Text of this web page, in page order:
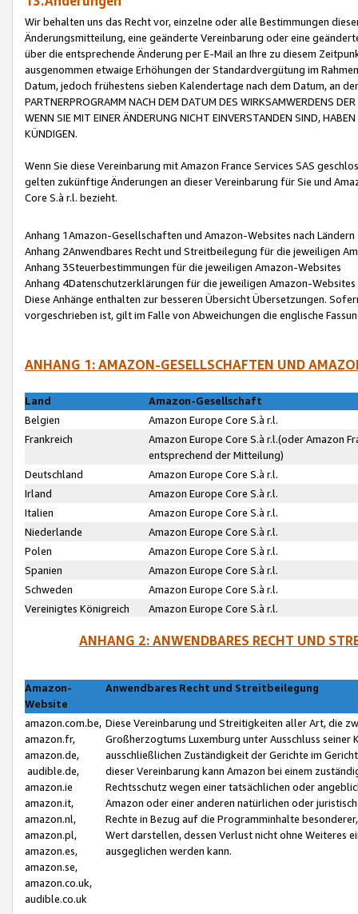
Wir behalten uns das Recht vor, einzelne oder alle Bestimmungen
Änderungsmitteilung, eine geänderte Vereinbarung oder eine
über die entsprechende Änderung per E-Mail an Ihre zu diesem
ausgenommen etwaige Erhöhungen der Standardvergütung im
Datum, jedoch frühestens sieben Kalendertage nach dem Datum, an
PARTNERPROGRAMM NACH DEM DATUM DES WIRKSAMWERDENS
WENN SIE MIT EINER ÄNDERUNG NICHT EINVERSTANDEN SIND,
KÜNDIGEN.
Wenn Sie diese Vereinbarung mit Amazon France Services SAS
gelten zukünftige Änderungen an dieser Vereinbarung für Sie und
Core S.à r.l. bezieht.
Anhang 1Amazon-Gesellschaften und Amazon-Websites nach Ländern
Anhang 2Anwendbares Recht und Streitbeilegung für die jeweiligen
Anhang 3Steuerbestimmungen für die jeweiligen Amazon-Websites
Anhang 4Datenschutzerklärungen für die jeweiligen Amazon-Websites
Diese Anhänge enthalten zur besseren Übersicht Übersetzungen.
vorgeschrieben ist, gilt im Falle von Abweichungen die englische
ANHANG 1: AMAZON-GESELLSCHAFTEN UND
Land
Amazon-Gesellschaft
Belgien
Amazon Europe Core S.à r.l.
Frankreich
Amazon Europe Core S.à r.l.(oder Amazon
entsprechend der Mitteilung)
Deutschland
Amazon Europe Core S.à r.l.
Irland
Amazon Europe Core S.à r.l.
Italien
Amazon Europe Core S.à r.l.
Niederlande
Amazon Europe Core S.à r.l.
Polen
Amazon Europe Core S.à r.l.
Spanien
Amazon Europe Core S.à r.l.
Schweden
Amazon Europe Core S.à r.l.
Vereinigtes Königreich
Amazon Europe Core S.à r.l.
ANHANG 2: ANWENDBARES RECHT UND
Amazon-
Website
Anwendbares Recht und Streitbeilegung
amazon.com.be,
amazon.fr,
amazon.de,
audible.de,
amazon.ie
amazon.it,
amazon.nl,
amazon.pl,
amazon.es,
amazon.se,
amazon.co.uk,
audible.co.uk
Diese Vereinbarung und Streitigkeiten aller Art, die
Großherzogtums Luxemburg unter Ausschluss
ausschließlichen Zuständigkeit der Gerichte im
dieser Vereinbarung kann Amazon bei einem
Rechtsschutz wegen einer tatsächlichen oder
Amazon oder einer anderen natürlichen oder
Rechte in Bezug auf die Programminhalte
Wert darstellen, dessen Verlust nicht ohne Weiteres
ausgeglichen werden kann.